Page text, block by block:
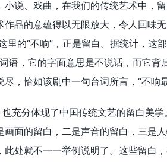
说、戏曲，在我们的传统艺术中，
品的意蕴得以无限放大，令人回味
的“不响”，正是留白。据统计，这
语，它的字面意思是不说话，而它背
，恰如该剧中一句台词所言，“不响
充分体现了中国传统文艺的留白美
面的留白，二是声音的留白，三是
处就不一一举例说明了。这些留白